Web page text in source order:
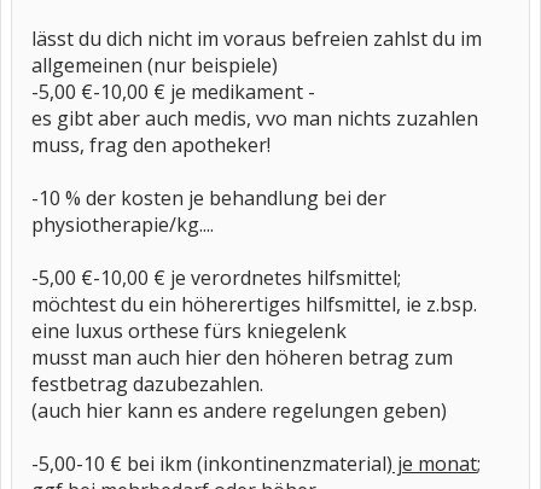
lässt du dich nicht im voraus befreien zahlst du im
allgemeinen (nur beispiele)
-5,00 €-10,00 € je medikament -
es gibt aber auch medis, vvo man nichts zuzahlen
muss, frag den apotheker!
-10 % der kosten je behandlung bei der
physiotherapie/kg....
-5,00 €-10,00 € je verordnetes hilfsmittel;
möchtest du ein höherertiges hilfsmittel, ie z.bsp.
eine luxus orthese fürs kniegelenk
musst man auch hier den höheren betrag zum
festbetrag dazubezahlen.
(auch hier kann es andere regelungen geben)
-5,00-10 € bei ikm (inkontinenzmaterial) je monat;